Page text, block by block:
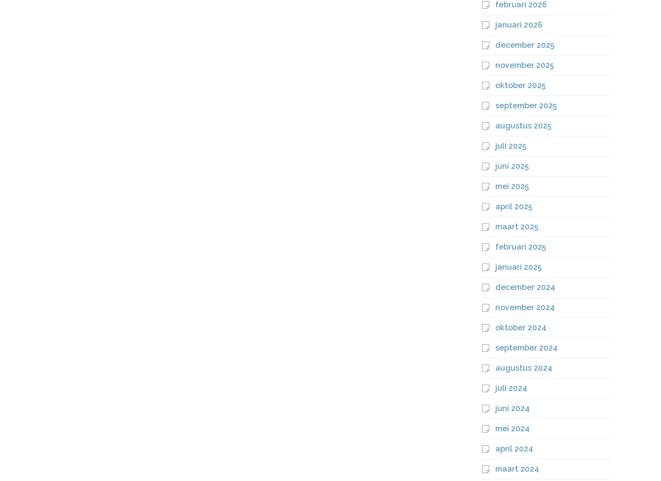
februari 2026
januari 2026
december 2025
november 2025
oktober 2025
september 2025
augustus 2025
juli 2025
juni 2025
mei 2025
april 2025
maart 2025
februari 2025
januari 2025
december 2024
november 2024
oktober 2024
september 2024
augustus 2024
juli 2024
juni 2024
mei 2024
april 2024
maart 2024